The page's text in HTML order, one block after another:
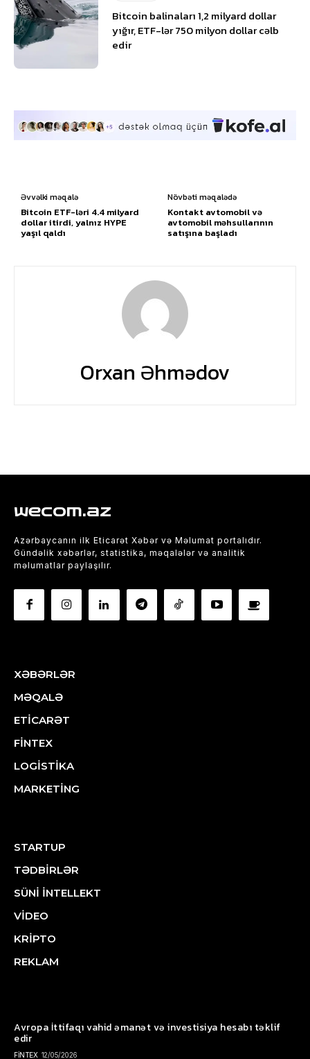
Bitcoin balinaları 1,2 milyard dollar
yığır, ETF-lər 750 milyon dollar cəlb
edir
Əvvəlki məqalə
Bitcoin ETF-ləri 4.4 milyard
dollar itirdi, yalnız HYPE
yaşıl qaldı
Növbəti məqalədə
Kontakt avtomobil və
avtomobil məhsullarının
satışına başladı
Orxan Əhmədov
wecom.az
Azərbaycanın ilk Eticarət Xəbər və Məlumat portalıdır.
Gündəlik xəbərlər, statistika, məqalələr və analitik
məlumatlar paylaşılır.
XƏBƏRLƏR
MƏQALƏ
ETİCARƏT
FİNTEX
LOGİSTİKA
MARKETİNG
STARTUP
TƏDBİRLƏR
SÜNİ İNTELLEKT
VİDEO
KRİPTO
REKLAM
Avropa İttifaqı vahid əmanət və investisiya hesabı təklif
edir
FİNTEX 12/05/2026